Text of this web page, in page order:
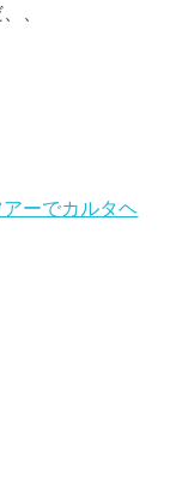
、
ーでカルタヘ